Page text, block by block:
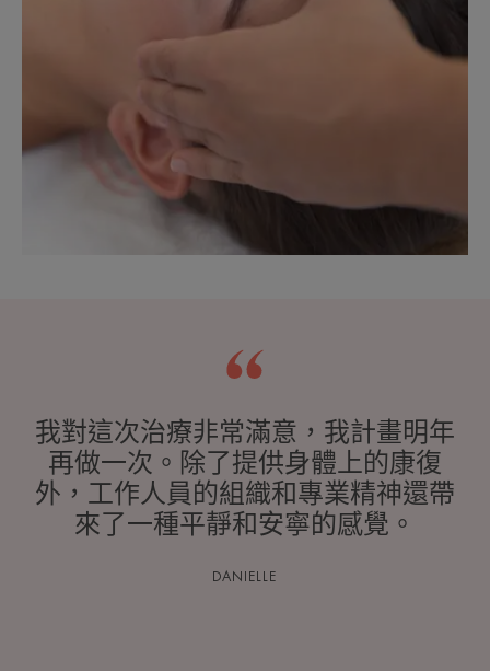
我對這次治療非常滿意，我計畫明年
再做一次。除了提供身體上的康復
外，工作人員的組織和專業精神還帶
來了一種平靜和安寧的感覺。
DANIELLE